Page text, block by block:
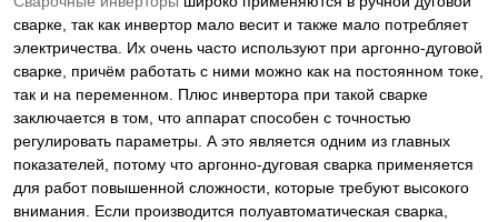
сварке, так как инвертор мало весит и также мало потребляет
электричества. Их очень часто используют при аргонно-дуговой
сварке, причём работать с ними можно как на постоянном токе,
так и на переменном. Плюс инвертора при такой сварке
заключается в том, что аппарат способен с точностью
регулировать параметры. А это является одним из главных
показателей, потому что аргонно-дуговая сварка применяется
для работ повышенной сложности, которые требуют высокого
внимания. Если производится полуавтоматическая сварка,